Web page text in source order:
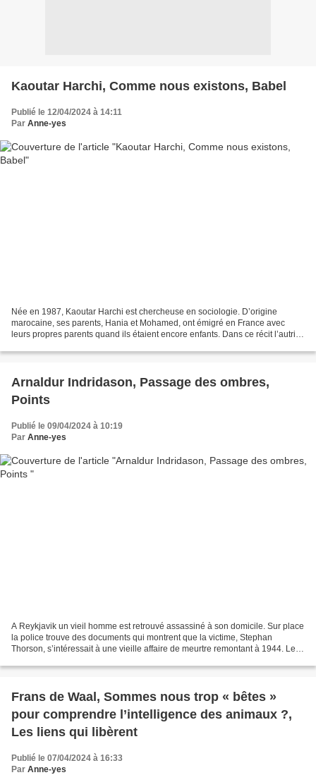
Kaoutar Harchi, Comme nous existons, Babel
Publié le 12/04/2024 à 14:11
Par Anne-yes
Née en 1987, Kaoutar Harchi est chercheuse en sociologie. D’origine
marocaine, ses parents, Hania et Mohamed, ont émigré en France avec
leurs propres parents quand ils étaient encore enfants. Dans ce récit l’autrice
Arnaldur Indridason, Passage des ombres,
Points
Publié le 09/04/2024 à 10:19
Par Anne-yes
A Reykjavik un vieil homme est retrouvé assassiné à son domicile. Sur place
la police trouve des documents qui montrent que la victime, Stephan
Thorson, s’intéressait à une vieille affaire de meurtre remontant à 1944. Le
Frans de Waal, Sommes nous trop « bêtes »
pour comprendre l’intelligence des animaux ?,
Les liens qui libèrent
Publié le 07/04/2024 à 16:33
Par Anne-yes